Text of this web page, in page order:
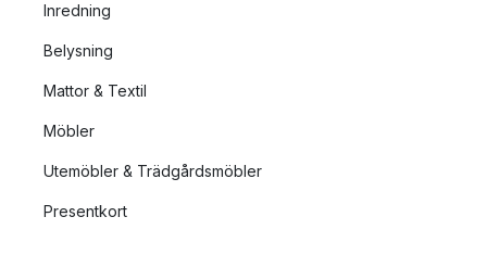
Inredning
Belysning
Mattor & Textil
Möbler
Utemöbler & Trädgårdsmöbler
Presentkort